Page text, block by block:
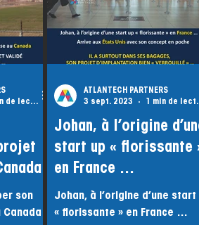
son
1 min de lecture
Johan, à l’origine
start up « florissante
en France …
Johan, à l’origine d’une start
« florissante » en France …
ATLANTECH PARTNERS
3 sept. 2023
1